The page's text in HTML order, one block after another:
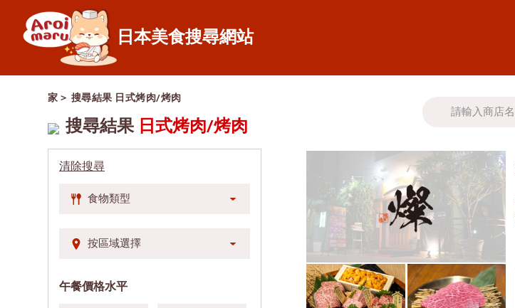
日本美食搜尋網站
日本料理
尋找餐廳
依食物類型搜尋
壽司
豬排蓋飯/炸豬排
查倫克倫
吞武里
暹
通羅
完全相同的
彭彭
阿索克
特別文章
KOL推薦的文章
家＞ 搜尋結果 日式烤肉/烤肉
搜尋結果 日式烤肉/烤肉
清除搜尋
午餐價格水平